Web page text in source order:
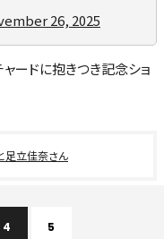
26, 2025
ャードに抱きつき記念ショ
足立佳奈さん
4 5